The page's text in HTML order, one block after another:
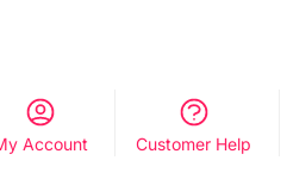
Account Customer Help